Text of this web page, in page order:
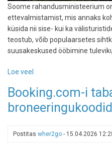
Soome rahandusministeerium
ettevalmistamist, mis annaks
küsida nii sise- kui ka
teostub, võib populaarsetes
suusakeskused ööbimine
Loe veel
põhjanaabrite
juures
minna:
Booking.com-i
Postitas wher2go - 15.04.2026